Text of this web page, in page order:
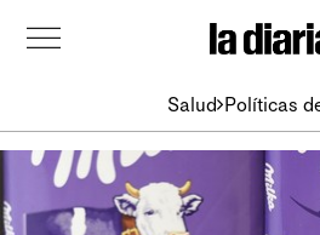
Salud Políticas